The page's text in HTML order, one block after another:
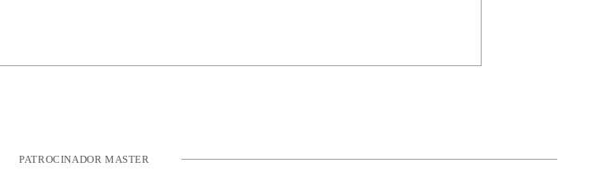
PATROCINADOR MASTER